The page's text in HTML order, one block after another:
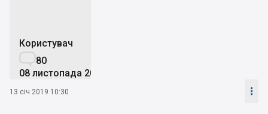
Користувач
80
08 листопада 2018
13 січ 2019 10:30 